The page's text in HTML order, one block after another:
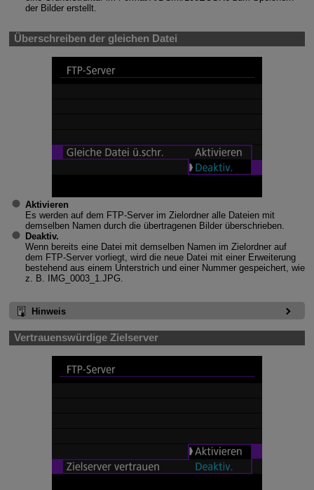
der Bilder erstellt.
Überschreiben der gleichen Datei
Aktivieren
Es werden auf dem FTP-Server im Zielordner alle Dateien mit
demselben Namen durch die übertragenen Bilder überschrieben.
Deaktiv.
Wenn bereits eine Datei mit demselben Namen im Zielordner auf
dem FTP-Server vorliegt, wird die neue Datei mit einer Erweiterung
bestehend aus einem Unterstrich und einer Nummer gespeichert, wie
z. B. IMG_0003_1.JPG.
Hinweis
Vertrauenswürdige Zielserver